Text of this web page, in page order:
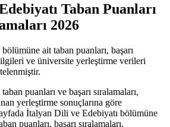
Taban Puanları
2026
ait taban puanları, başarı
ve üniversite yerleştirme verileri
puanları ve başarı sıralamaları,
yerleştirme sonuçlarına göre
İtalyan Dili ve Edebiyatı bölümüne
puanları, başarı sıralamaları,